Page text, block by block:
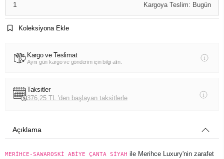
1 Kargoya Teslim: Bugün
Koleksiyona Ekle
Kargo ve Teslimat
Aynı gün kargo ve gönderim için bilgi alın.
Taksitler
376,25 TL 'den başlayan taksitlerle
Açıklama
MERİHCE-SAWAROSKİ ABİYE ÇANTA SİYAH ile Merihce Luxury'nin zarafet